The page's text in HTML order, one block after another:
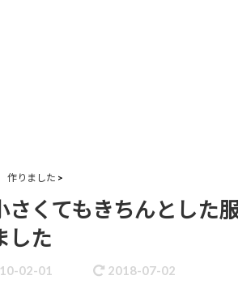
作りました
さくてもきちんとした
した
02-01 2018-07-02